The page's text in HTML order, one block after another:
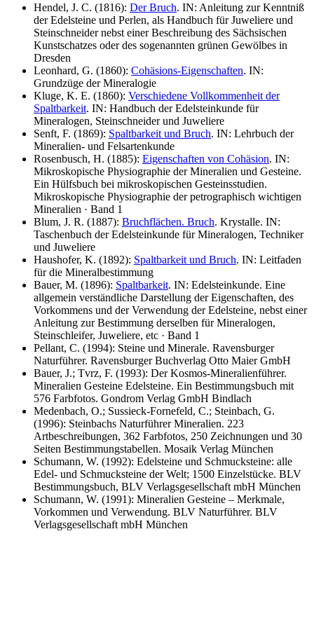
Hendel, J. C. (1816): Der Bruch. IN: Anleitung zur Kenntniß
der Edelsteine und Perlen, als Handbuch für Juweliere und
Steinschneider nebst einer Beschreibung des Sächsischen
Kunstschatzes oder des sogenannten grünen Gewölbes in
Dresden
Leonhard, G. (1860): Cohäsions-Eigenschaften. IN:
Grundzüge der Mineralogie
Kluge, K. E. (1860): Verschiedene Vollkommenheit der
Spaltbarkeit. IN: Handbuch der Edelsteinkunde für
Mineralogen, Steinschneider und Juweliere
Senft, F. (1869): Spaltbarkeit und Bruch. IN: Lehrbuch der
Mineralien- und Felsartenkunde
Rosenbusch, H. (1885): Eigenschaften von Cohäsion. IN:
Mikroskopische Physiographie der Mineralien und Gesteine.
Ein Hülfsbuch bei mikroskopischen Gesteinsstudien.
Mikroskopische Physiographie der petrographisch wichtigen
Mineralien · Band 1
Blum, J. R. (1887): Bruchflächen. Bruch. Krystalle. IN:
Taschenbuch der Edelsteinkunde für Mineralogen, Techniker
und Juweliere
Haushofer, K. (1892): Spaltbarkeit und Bruch. IN: Leitfaden
für die Mineralbestimmung
Bauer, M. (1896): Spaltbarkeit. IN: Edelsteinkunde. Eine
allgemein verständliche Darstellung der Eigenschaften, des
Vorkommens und der Verwendung der Edelsteine, nebst einer
Anleitung zur Bestimmung derselben für Mineralogen,
Steinschleifer, Juweliere, etc · Band 1
Pellant, C. (1994): Steine und Minerale. Ravensburger
Naturführer. Ravensburger Buchverlag Otto Maier GmbH
Bauer, J.; Tvrz, F. (1993): Der Kosmos-Mineralienführer.
Mineralien Gesteine Edelsteine. Ein Bestimmungsbuch mit
576 Farbfotos. Gondrom Verlag GmbH Bindlach
Medenbach, O.; Sussieck-Fornefeld, C.; Steinbach, G.
(1996): Steinbachs Naturführer Mineralien. 223
Artbeschreibungen, 362 Farbfotos, 250 Zeichnungen und 30
Seiten Bestimmungstabellen. Mosaik Verlag München
Schumann, W. (1992): Edelsteine und Schmucksteine: alle
Edel- und Schmucksteine der Welt; 1500 Einzelstücke. BLV
Bestimmungsbuch, BLV Verlagsgesellschaft mbH München
Schumann, W. (1991): Mineralien Gesteine – Merkmale,
Vorkommen und Verwendung. BLV Naturführer. BLV
Verlagsgesellschaft mbH München